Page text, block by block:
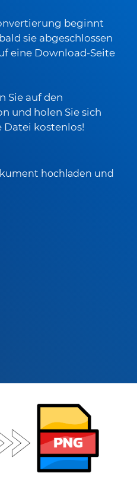
beginnt
sie abgeschlossen
eine Download-Seite
Sie auf den
und holen Sie sich
kostenlos!
hochladen und